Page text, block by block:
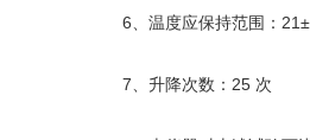
6、温度应保持范围：
7、升降次数：25 次